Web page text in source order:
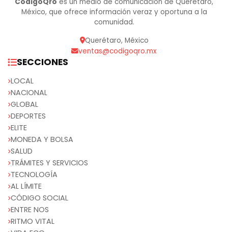
México, que ofrece información veraz y oportuna a la
comunidad.
Querétaro, México
ventas@codigoqro.mx
SECCIONES
LOCAL
NACIONAL
GLOBAL
DEPORTES
ELITE
MONEDA Y BOLSA
SALUD
TRÁMITES Y SERVICIOS
TECNOLOGÍA
AL LÍMITE
CÓDIGO SOCIAL
ENTRE NOS
RITMO VITAL